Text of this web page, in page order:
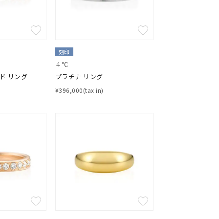
リング
刻印
４℃
プラチナ リング
¥396,000(tax in)